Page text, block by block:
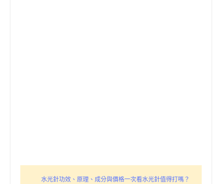
水光針功效、原理、成分與價格一次看水光針值得打嗎？